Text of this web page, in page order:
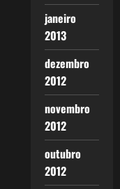
janeiro
2013
dezembro
2012
novembro
2012
outubro
2012